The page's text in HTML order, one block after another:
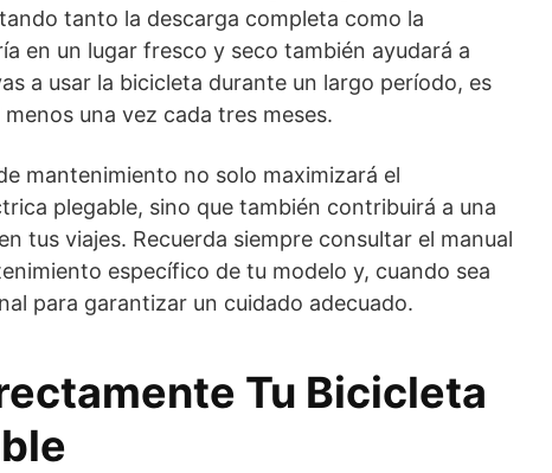
tanto la descarga completa como la
en un lugar fresco y seco también ayudará a
a usar la bicicleta durante un largo período, es
una vez cada tres meses.
mantenimiento no solo maximizará el
plegable, sino que también contribuirá a una
tus viajes. Recuerda siempre consultar el manual
específico de tu modelo y, cuando sea
para garantizar un cuidado adecuado.
Tu Bicicleta